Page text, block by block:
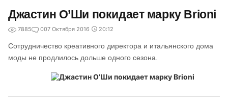
Джастин О’Ши покидает марку Brioni
7885 007 Октября 2016 20:12
Сотрудничество креативного директора и итальянского дома
моды не продлилось дольше одного сезона.